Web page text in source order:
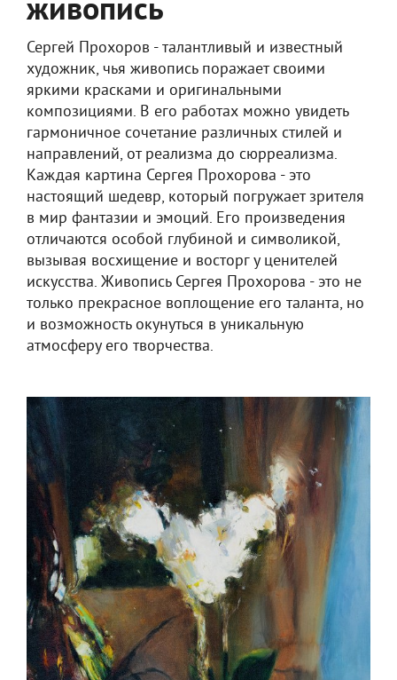
живопись
Сергей Прохоров - талантливый и известный
художник, чья живопись поражает своими
яркими красками и оригинальными
композициями. В его работах можно увидеть
гармоничное сочетание различных стилей и
направлений, от реализма до сюрреализма.
Каждая картина Сергея Прохорова - это
настоящий шедевр, который погружает зрителя
в мир фантазии и эмоций. Его произведения
отличаются особой глубиной и символикой,
вызывая восхищение и восторг у ценителей
искусства. Живопись Сергея Прохорова - это не
только прекрасное воплощение его таланта, но
и возможность окунуться в уникальную
атмосферу его творчества.